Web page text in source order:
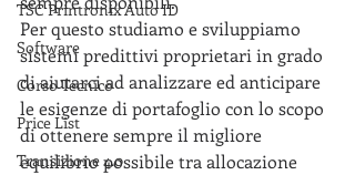
TSC Printronix Auto ID
Software
Corso Tecnico
Price List
Transizione 4.0
Per questo studiamo e sviluppiamo
sistemi predittivi proprietari in grado
di aiutarci ad analizzare ed anticipare
le esigenze di portafoglio con lo scopo
di ottenere sempre il migliore
equilibrio possibile tra allocazione